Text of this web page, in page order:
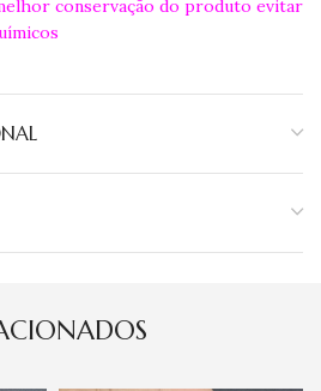
conservação do produto evitar